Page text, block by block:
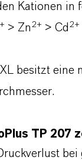
Kationen in
> Zn 2+ > Cd 2+
besitzt eine
TP 207